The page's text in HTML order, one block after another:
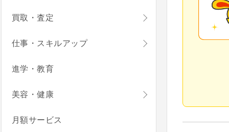
買取・査定
仕事・スキルアップ
進学・教育
美容・健康
月額サービス